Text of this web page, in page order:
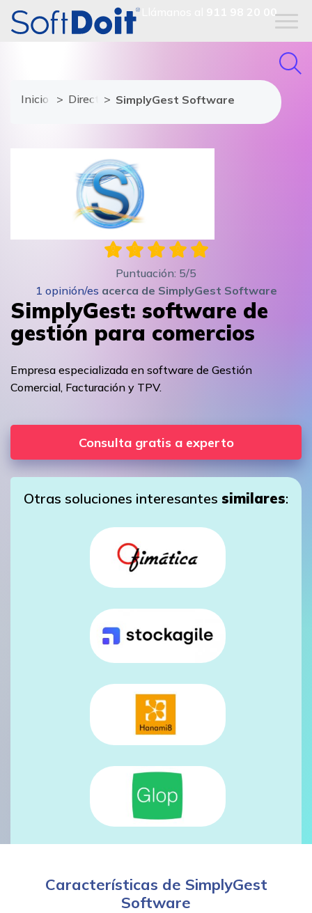
911 98 20 00
Inicio Directorio de proveedores
SimplyGest Software
Puntuación: 5/5
1 opinión/es acerca de SimplyGest Software
SimplyGest: software de
gestión para comercios
Empresa especializada en software de Gestión
Comercial, Facturación y TPV.
Consulta gratis a experto
Otras soluciones interesantes similares:
Características de SimplyGest
Software